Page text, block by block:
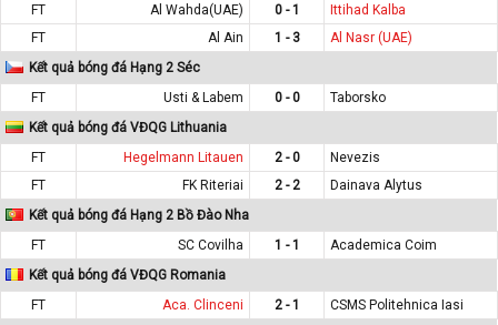
FT
Al Wahda(UAE) 0 - 1
Ittihad Kalba
FT
Al Ain 1 - 3
Al Nasr (UAE)
Kết quả bóng đá Hạng 2 Séc
FT
Usti & Labem 0 - 0
Taborsko
Kết quả bóng đá VĐQG Lithuania
FT
Hegelmann Litauen 2 - 0
Nevezis
FT
FK Riteriai 2 - 2
Dainava Alytus
Kết quả bóng đá Hạng 2 Bồ Đào Nha
FT
SC Covilha 1 - 1
Academica Coim
Kết quả bóng đá VĐQG Romania
FT
Aca. Clinceni 2 - 1
CSMS Politehnica Iasi